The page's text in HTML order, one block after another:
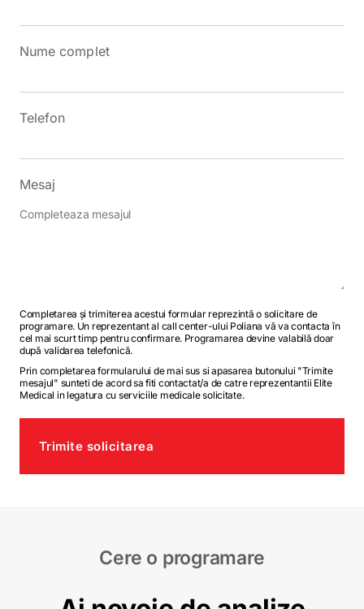
Nume complet
Telefon
Mesaj
Completarea și trimiterea acestui formular reprezintă o solicitare de
programare. Un reprezentant al call center-ului Poliana vă va contacta în
cel mai scurt timp pentru confirmare. Programarea devine valabilă doar
după validarea telefonică.
Prin completarea formularului de mai sus si apasarea butonului "Trimite
mesajul" sunteti de acord sa fiti contactat/a de catre reprezentantii Elite
Medical in legatura cu serviciile medicale solicitate.
Trimite solicitarea
Cere o programare